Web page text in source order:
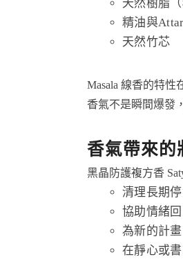
天然樹脂
精油與
天然竹芯
Masala 線香的特性
香氣不是瞬間爆發
香氣帶來的
黑晶防護複方香
清理長期
協助情緒
為新的計
在靜心或